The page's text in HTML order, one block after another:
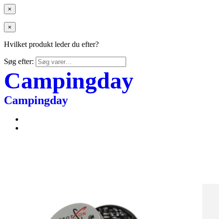
×
×
Hvilket produkt leder du efter?
Søg efter:
Campingday
Campingday